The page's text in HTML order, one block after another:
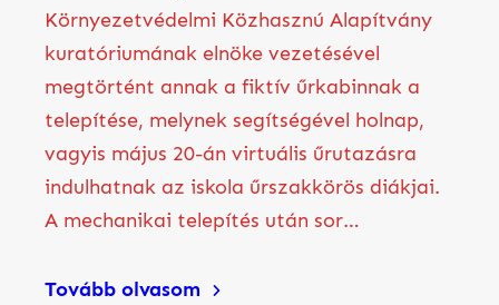
Környezetvédelmi Közhasznú Alapítvány
kuratóriumának elnöke vezetésével
megtörtént annak a fiktív űrkabinnak a
telepítése, melynek segítségével holnap,
vagyis május 20-án virtuális űrutazásra
indulhatnak az iskola űrszakkörös diákjai.
A mechanikai telepítés után sor…
Tovább olvasom